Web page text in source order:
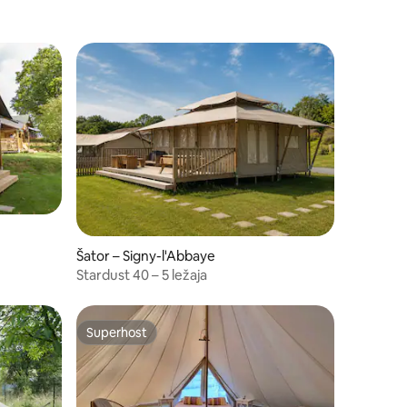
Šator – Signy-l'Abbaye
Stardust 40 – 5 ležaja
Superhost
Superhost